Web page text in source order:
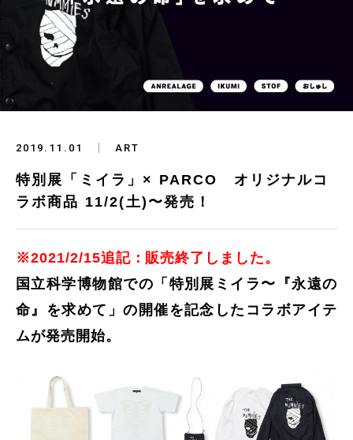
2019.11.01 ART
特別展「ミイラ」× PARCO オリジナルコ
ラボ商品 11/2(土)〜発売！
※2021/2/15追記：販売終了しました。
国立科学博物館での「特別展ミイラ〜『永遠の
命』を求めて」の開催を記念したコラボアイテ
ムが発売開始。